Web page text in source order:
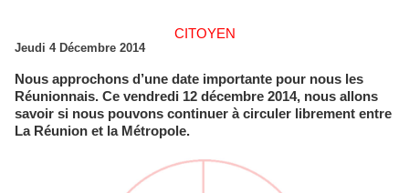
CITOYEN
Jeudi 4 Décembre 2014
Nous approchons d’une date importante pour nous les
Réunionnais. Ce vendredi 12 décembre 2014, nous allons
savoir si nous pouvons continuer à circuler librement entre
La Réunion et la Métropole.